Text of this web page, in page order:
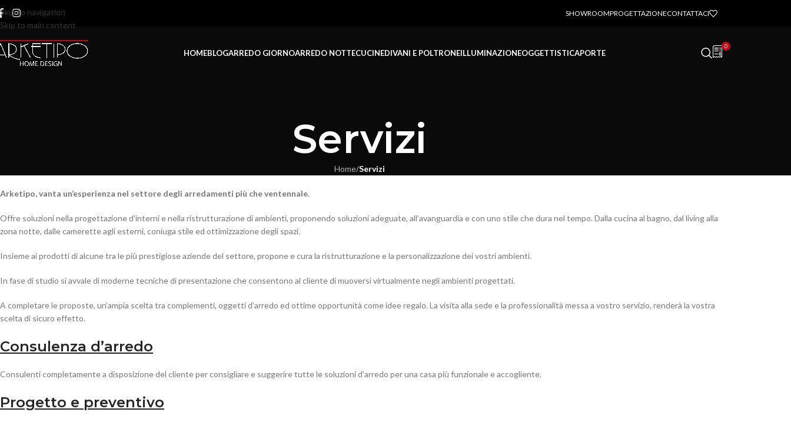
Skip to navigation
Skip to main content
SHOWROOMPROGETTAZIONECONTATTACI
HOMEBLOGARREDO GIORNOARREDO NOTTECUCINEDIVANI E POLTRONEILLUMINAZIONEOGGETTISTICAPORTE
0
Servizi
Home/Servizi
Arketipo, vanta un’esperienza nel settore degli arredamenti più che ventennale.
Offre soluzioni nella progettazione d’interni e nella ristrutturazione di ambienti, proponendo soluzioni adeguate, all’avanguardia e con uno stile che dura nel tempo. Dalla cucina al bagno, dal living alla
zona notte, dalle camerette agli esterni, coniuga stile ed ottimizzazione degli spazi.
Insieme ai prodotti di alcune tra le più prestigiose aziende del settore, propone e cura la ristrutturazione e la personalizzazione dei vostri ambienti.
In fase di studio si avvale di moderne tecniche di presentazione che consentono al cliente di muoversi virtualmente negli ambienti progettati.
A completare le proposte, un’ampia scelta tra complementi, oggetti d’arredo ed ottime opportunità come idee regalo. La visita alla sede e la professionalità messa a vostro servizio, renderà la vostra
scelta di sicuro effetto.
Consulenza d’arredo
Consulenti completamente a disposizione del cliente per consigliare e suggerire tutte le soluzioni d’arredo per una casa più funzionale e accogliente.
Progetto e preventivo